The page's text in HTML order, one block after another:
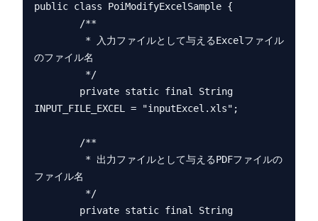
public class PoiModifyExcelSample {
のファイル名
INPUT_FILE_EXCEL = "inputExcel.xls";
ファイル名